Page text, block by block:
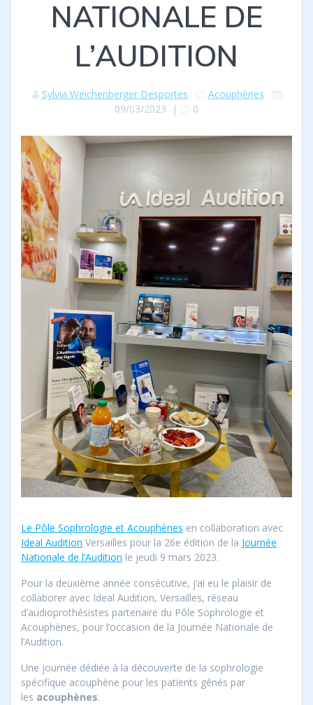
NATIONALE DE
L’AUDITION
Sylvia Weichenberger Desportes
Acouphènes
09/03/2023 | 0
Le Pôle Sophrologie et Acouphènes en collaboration avec
Ideal Audition Versailles pour la 26e édition de la Journée
Nationale de l’Audition le jeudi 9 mars 2023.
Pour la deuxième année consécutive, j’ai eu le plaisir de
collaborer avec Ideal Audition, Versailles, réseau
d’audioprothésistes partenaire du Pôle Sophrologie et
Acouphènes, pour l’occasion de la Journée Nationale de
l’Audition.
Une journée dédiée à la découverte de la sophrologie
spécifique acouphène pour les patients gênés par
les acouphènes.